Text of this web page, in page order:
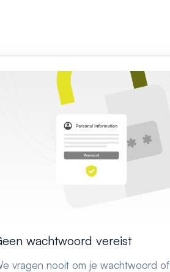
wachtwoord vereist
vragen nooit om je wachtwoord of